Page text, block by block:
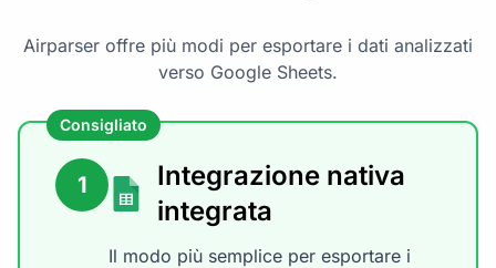
Airparser offre più modi per esportare i dati analizzati
verso Google Sheets.
Consigliato
1
Integrazione nativa
integrata
Il modo più semplice per esportare i